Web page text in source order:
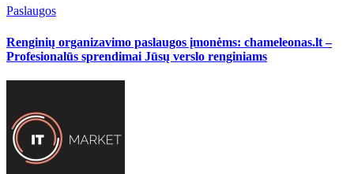
Paslaugos
Renginių organizavimo paslaugos įmonėms: chameleonas.lt –
Profesionalūs sprendimai Jūsų verslo renginiams